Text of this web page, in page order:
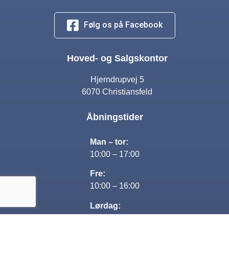
Følg os på Facebook
Hoved- og Salgskontor
Hjerndrupvej 5
6070 Christiansfeld
Åbningstider
Man – tor:
10:00 – 17:00
Fre:
10:00 – 16:00
Lørdag: